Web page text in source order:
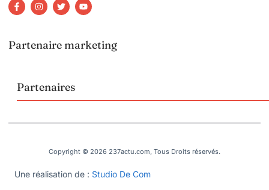
Partenaire marketing
Partenaires
Copyright © 2026 237actu.com, Tous Droits réservés.
Une réalisation de : Studio De Com